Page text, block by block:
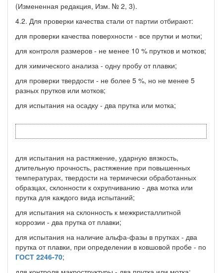
(Измененная редакция, Изм. № 2, 3).
4.2. Для проверки качества стали от партии отбирают:
для проверки качества поверхности - все прутки и мотки;
для контроля размеров - не менее 10 % прутков и мотков;
для химического анализа - одну пробу от плавки;
для проверки твердости - не более 5 %, но не менее 5
разных прутков или мотков;
для испытания на осадку - два прутка или мотка;
для испытания на растяжение, ударную вязкость,
длительную прочность, растяжение при повышенных
температурах, твердости на термически обработанных
образцах, склонности к охрупчиванию - два мотка или
прутка для каждого вида испытаний;
для испытания на склонность к межкристаллитной
коррозии - два прутка от плавки;
для испытания на наличие альфа-фазы в прутках - два
прутка от плавки, при определении в ковшовой пробе - по
ГОСТ 2246-70;